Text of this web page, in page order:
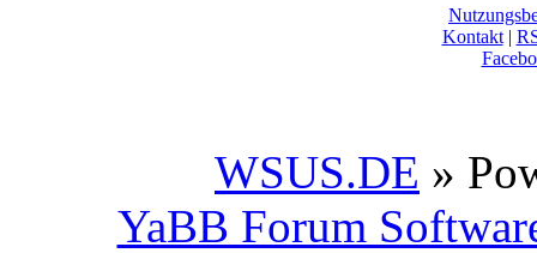
Kontakt|
WSUS.DE »
YaBB Forum